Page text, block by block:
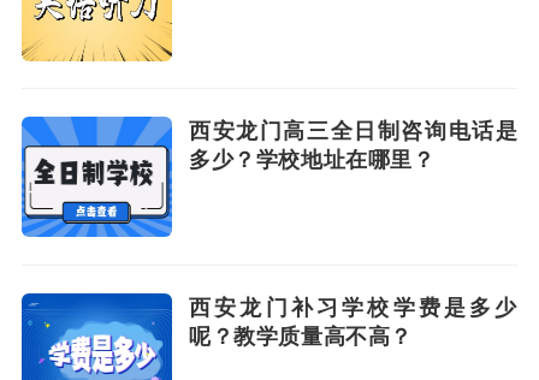
西安龙门高三全日制咨询电话是
多少？学校地址在哪里？
西安龙门补习学校学费是多少
呢？教学质量高不高？